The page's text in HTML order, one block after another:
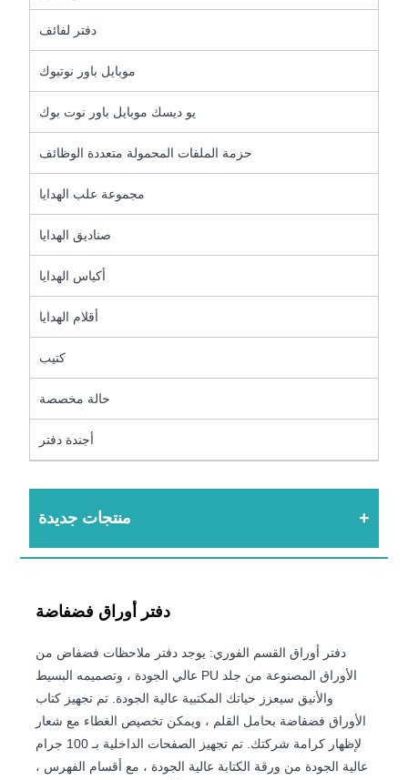
دفتر لفائف
موبايل باور نوتبوك
يو ديسك موبايل باور نوت بوك
حزمة الملفات المحمولة متعددة الوظائف
مجموعة علب الهدايا
صناديق الهدايا
أكياس الهدايا
أقلام الهدايا
كتيب
حالة مخصصة
أجندة دفتر
منتجات جديدة
دفتر أوراق فضفاضة
دفتر أوراق القسم الفوري: يوجد دفتر ملاحظات فضفاض من
الأوراق المصنوعة من جلد PU عالي الجودة ، وتصميمه البسيط
والأنيق سيعزز حياتك المكتبية عالية الجودة. تم تجهيز كتاب
الأوراق فضفاضة بحامل القلم ، ويمكن تخصيص الغطاء مع شعار
لإظهار كرامة شركتك. تم تجهيز الصفحات الداخلية بـ 100 جرام
عالية الجودة من ورقة الكتابة عالية الجودة ، مع أقسام الفهرس ،